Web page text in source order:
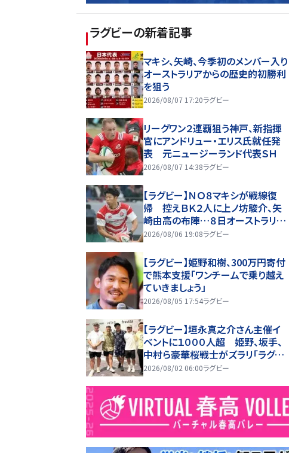
ラグビーの新着記事
マキシ、矢崎、今季初のメンバー入り
オーストラリアからの歴史的初勝利
を狙う
2026/08/07 17:20ラグビー
リーグワン２連覇狙う神戸、新指揮
官にアンドリュー・エリス氏就任発
表 元ニュージーランド代表ＳＨ
2026/08/07 14:38ラグビー
【ラグビー】ＮＯ８マキシが戦線復
帰 控えＢＫ２人に上ノ坊駿介、矢
崎由高の布陣…８日オーストラリア
戦
2026/08/06 19:08ラグビー
【ラグビー】姫野和樹、300万円寄付
で熊本支援「ワンチームで乗り越え
ていきましょう」
2026/08/05 17:54ラグビー
【ラグビー】垣永真之介さん主催イ
ベントに１０００人超 姫野、坂手、
中村ら豪華桜戦士がズラリ「ラグビ
ーは、会えるのが良さ」
2026/08/02 06:00ラグビー